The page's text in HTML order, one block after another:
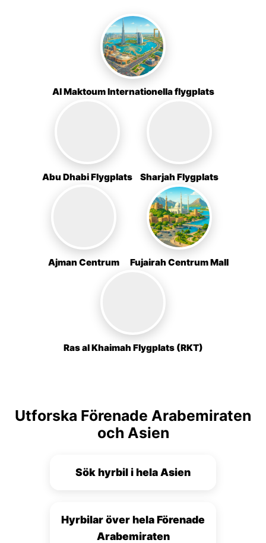
Al Maktoum Internationella flygplats
Abu Dhabi Flygplats Sharjah Flygplats
Ajman Centrum Fujairah Centrum Mall
Ras al Khaimah Flygplats (RKT)
Utforska Förenade Arabemiraten
och Asien
Sök hyrbil i hela Asien
Hyrbilar över hela Förenade
Arabemiraten